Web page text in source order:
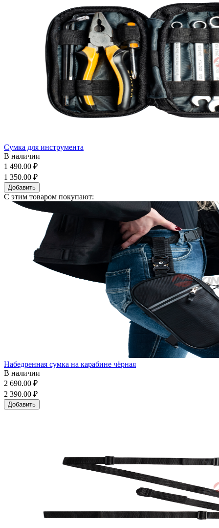
Сумка для инструмента
В наличии
1 490.00 ₽
1 350.00 ₽
Добавить
С этим товаром покупают:
Набедренная сумка на карабине чёрная
В наличии
2 690.00 ₽
2 390.00 ₽
Добавить